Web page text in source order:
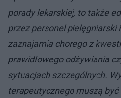
porady lekarskiej, to także
przez personel pielęgniarski
zaznajamia chorego z
prawidłowego odżywiania
sytuacjach szczególnych.
terapeutycznego muszą